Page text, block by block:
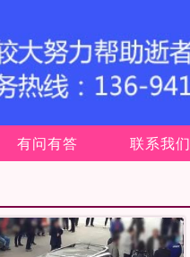
有问有答 联系我们